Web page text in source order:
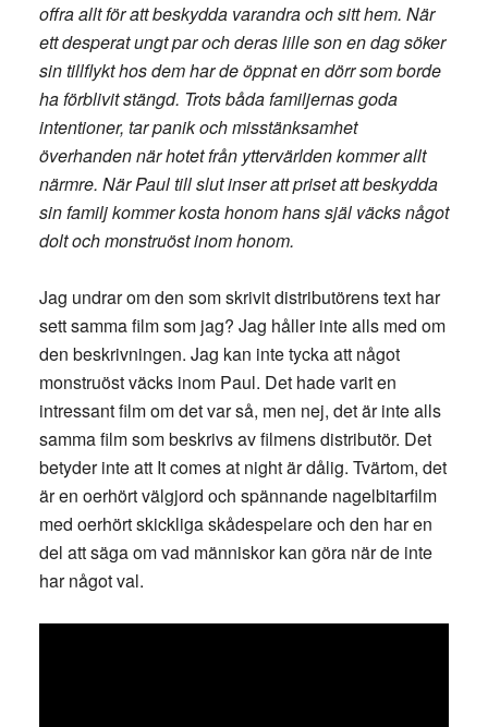
offra allt för att beskydda varandra och sitt hem. När
ett desperat ungt par och deras lille son en dag söker
sin tillflykt hos dem har de öppnat en dörr som borde
ha förblivit stängd. Trots båda familjernas goda
intentioner, tar panik och misstänksamhet
överhanden när hotet från yttervärlden kommer allt
närmre. När Paul till slut inser att priset att beskydda
sin familj kommer kosta honom hans själ väcks något
dolt och monstruöst inom honom.
Jag undrar om den som skrivit distributörens text har
sett samma film som jag? Jag håller inte alls med om
den beskrivningen. Jag kan inte tycka att något
monstruöst väcks inom Paul. Det hade varit en
intressant film om det var så, men nej, det är inte alls
samma film som beskrivs av filmens distributör. Det
betyder inte att It comes at night är dålig. Tvärtom, det
är en oerhört välgjord och spännande nagelbitarfilm
med oerhört skickliga skådespelare och den har en
del att säga om vad människor kan göra när de inte
har något val.